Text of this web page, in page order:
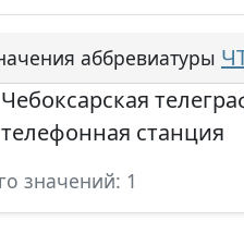
аббревиатуры
Чебоксарская
телефонная станция
значений: 1